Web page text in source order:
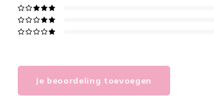
Je beoordeling toevoegen